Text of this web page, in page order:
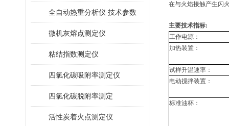
全自动热重分析仪 技术参数
微机灰熔点测定仪
粘结指数测定仪
四氯化碳吸附率测定仪
四氯化碳脱附率测定
活性炭着火点测定仪
在与火焰接触产生闪
主要技术指标:
工作电源：
加热装置：
试样升温速率：
电动搅拌装置：
标准油杯：